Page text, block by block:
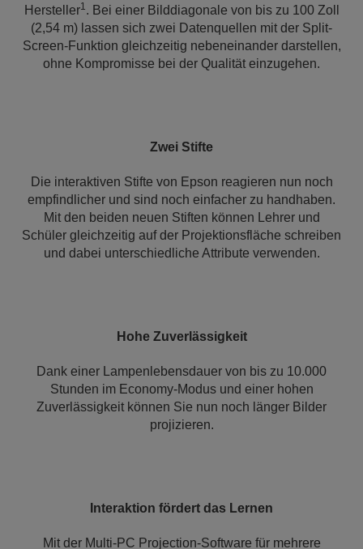
Hersteller1. Bei einer Bilddiagonale von bis zu 100 Zoll
(2,54 m) lassen sich zwei Datenquellen mit der Split-
Screen-Funktion gleichzeitig nebeneinander darstellen,
ohne Kompromisse bei der Qualität einzugehen.
Zwei Stifte
Die interaktiven Stifte von Epson reagieren nun noch
empfindlicher und sind noch einfacher zu handhaben.
Mit den beiden neuen Stiften können Lehrer und
Schüler gleichzeitig auf der Projektionsfläche schreiben
und dabei unterschiedliche Attribute verwenden.
Hohe Zuverlässigkeit
Dank einer Lampenlebensdauer von bis zu 10.000
Stunden im Economy-Modus und einer hohen
Zuverlässigkeit können Sie nun noch länger Bilder
projizieren.
Interaktion fördert das Lernen
Mit der Multi-PC Projection-Software für mehrere